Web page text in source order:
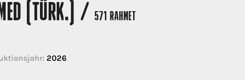
(TÜRK.) / 571 RAHMET
2026